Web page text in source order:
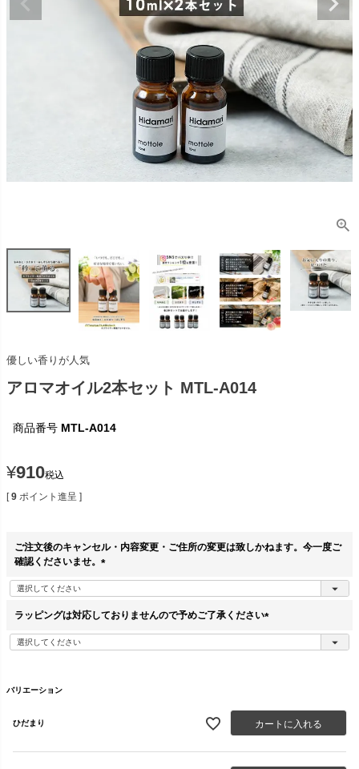
優しい香りが人気
アロマオイル2本セット MTL-A014
商品番号 MTL-A014
¥910税込
[ 9 ポイント進呈 ]
ご注文後のキャンセル・内容変更・ご住所の変更は致しかねます。今一度ご
確認くださいませ。
(
必
ラッピングは対応しておりませんので予めご了承ください
(
必
バリエーション
ひだまり カートに入れる